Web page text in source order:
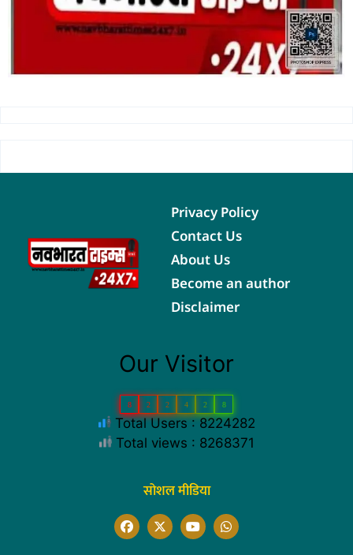
Privacy Policy
Contact Us
About Us
Become an author
Disclaimer
Our Visitor
8 2 2 4 2 8
Total Users : 8224282
Total views : 8268371
सोशल मीडिया